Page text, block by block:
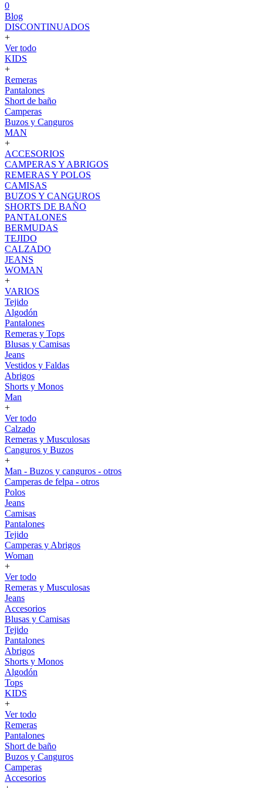
0
Blog
DISCONTINUADOS
+
Ver todo
KIDS
+
Remeras
Pantalones
Short de baño
Camperas
Buzos y Canguros
MAN
+
ACCESORIOS
CAMPERAS Y ABRIGOS
REMERAS Y POLOS
CAMISAS
BUZOS Y CANGUROS
SHORTS DE BAÑO
PANTALONES
BERMUDAS
TEJIDO
CALZADO
JEANS
WOMAN
+
VARIOS
Tejido
Algodón
Pantalones
Remeras y Tops
Blusas y Camisas
Jeans
Vestidos y Faldas
Abrigos
Shorts y Monos
Man
+
Ver todo
Calzado
Remeras y Musculosas
Canguros y Buzos
+
Man - Buzos y canguros - otros
Camperas de felpa - otros
Polos
Jeans
Camisas
Pantalones
Tejido
Camperas y Abrigos
Woman
+
Ver todo
Remeras y Musculosas
Jeans
Accesorios
Blusas y Camisas
Tejido
Pantalones
Abrigos
Shorts y Monos
Algodón
Tops
KIDS
+
Ver todo
Remeras
Pantalones
Short de baño
Buzos y Canguros
Camperas
Accesorios